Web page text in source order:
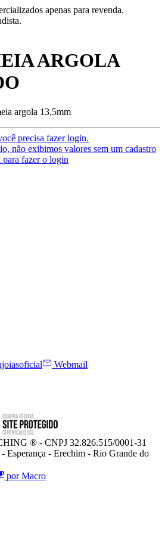
apenas para revenda.
ARGOLA
argola 13,5mm
precisa fazer login.
não exibimos valores sem um cadastro
fazer o login
Webmail
® - CNPJ 32.826.515/0001-31
Esperança - Erechim - Rio Grande do
por Macro